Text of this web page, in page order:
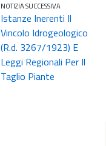
NOTIZIA SUCCESSIVA
Istanze Inerenti Il
Vincolo Idrogeologico
(R.d. 3267/1923) E
Leggi Regionali Per Il
Taglio Piante